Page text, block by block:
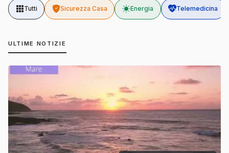
Tutti Sicurezza Casa Energia Telemedicina
ULTIME NOTIZIE